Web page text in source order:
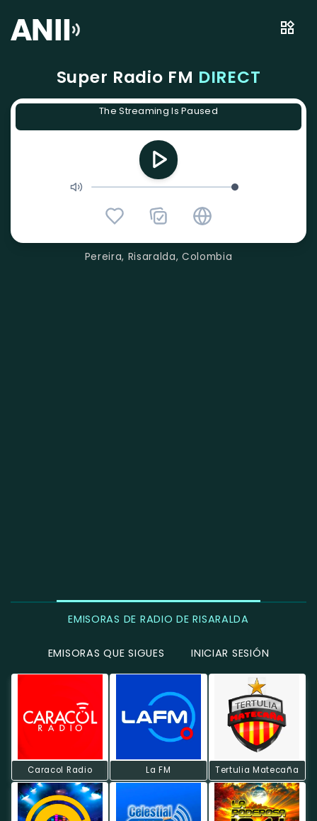
Super Radio FM DIRECT
The Streaming Is Paused
Pereira, Risaralda, Colombia
EMISORAS DE RADIO DE RISARALDA
EMISORAS QUE SIGUES INICIAR SESIÓN
Caracol Radio La FM Tertulia Matecaña